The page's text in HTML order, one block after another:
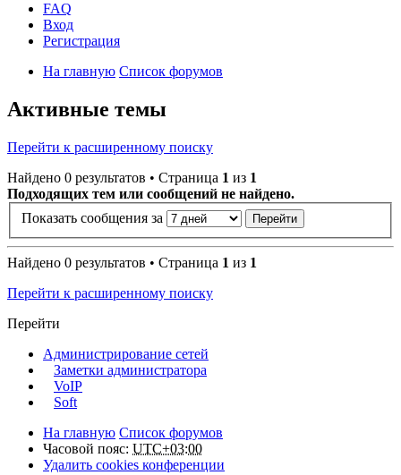
FAQ
Вход
Регистрация
На главную Список форумов
Активные темы
Перейти к расширенному поиску
Найдено 0 результатов • Страница 1 из 1
Подходящих тем или сообщений не найдено.
Показать сообщения за
Найдено 0 результатов • Страница 1 из 1
Перейти к расширенному поиску
Перейти
Администрирование сетей
Заметки администратора
VoIP
Soft
На главную Список форумов
Часовой пояс: UTC+03:00
Удалить cookies конференции